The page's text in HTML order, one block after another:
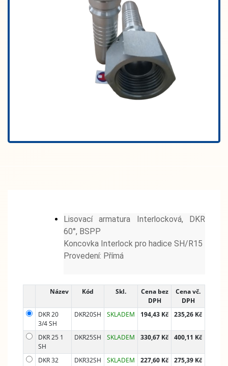
Lisovací armatura Interlocková, DKR
60°, BSPP
Koncovka Interlock pro hadice SH/R15
Provedení: Přímá
Název Kód Skl.
Cena bez
DPH
Cena vč.
DPH
DKR 20
3/4 SH
DKR20SH SKLADEM 194,43 Kč 235,26 Kč
DKR 25 1
SH
DKR25SH SKLADEM 330,67 Kč 400,11 Kč
DKR 32
DKR32SH SKLADEM 227,60 Kč 275,39 Kč